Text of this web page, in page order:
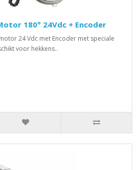
180° 24Vdc + Encoder
24 Vdc met Encoder met speciale
voor hekkens..